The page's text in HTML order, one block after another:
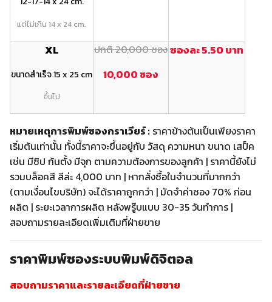
แต่ไม่เกิน 14 x 24 cm.
XL
ขนาดสำเร็จ 15 x 25 cm
ขึ้นไป
ปกติ 20,000 ซอง
10,000 ซอง
ซองละ 5.50 บาท
หมายเหตุการพิมพ์ซองกราเวียร์ : ราคาข้างต้นเป็นเพียงราคา
เริ่มต้นเท่านั้น ทั้งนี้ราคาจะขึ้นอยู่กับ วัสดุ ความหนา ขนาด เสป็ค
เช่น มีซิป ก้นตั้ง มีจุก ตามความต้องการของลูกค้า | ราคานี้ยังไม่
รวมบล็อคสี สีล่ะ 4,000 บาท | หากสั่งซื้อในจำนวนที่มากกว่า
(ตามเงื่อนไขบริษัท) จะได้ราคาถูกกว่า | มัดจำค่าซอง 70% ก่อน
ผลิต | ระยะเวลาการผลิต หลังพรู๊บแบบ 30-35 วันทำการ |
สอบถามรายละเอียดเพิ่มเติมที่ฝ่ายขาย
ราคาพิมพ์ซองระบบพิมพ์ดิจิตอล
สอบถามราคาและรายละเอียดที่ฝ่ายขาย